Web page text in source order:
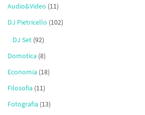
Audio&Video (11)
DJ Pietricello (102)
DJ Set (92)
Domotica (8)
Economia (18)
Filosofia (11)
Fotografia (13)